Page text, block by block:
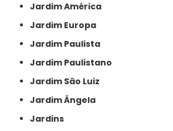
Jardim América
Jardim Europa
Jardim Paulista
Jardim Paulistano
Jardim São Luiz
Jardim Ângela
Jardins